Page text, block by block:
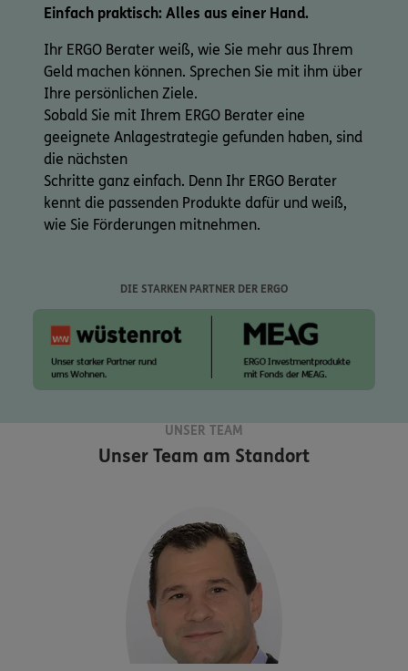
Einfach praktisch: Alles aus einer Hand.
Ihr ERGO Berater weiß, wie Sie mehr aus Ihrem
Geld machen können. Sprechen Sie mit ihm über
Ihre persönlichen Ziele.
Sobald Sie mit Ihrem ERGO Berater eine
geeignete Anlagestrategie gefunden haben, sind
die nächsten
Schritte ganz einfach. Denn Ihr ERGO Berater
kennt die passenden Produkte dafür und weiß,
wie Sie Förderungen mitnehmen.
DIE STARKEN PARTNER DER ERGO
UNSER TEAM
Unser Team am Standort